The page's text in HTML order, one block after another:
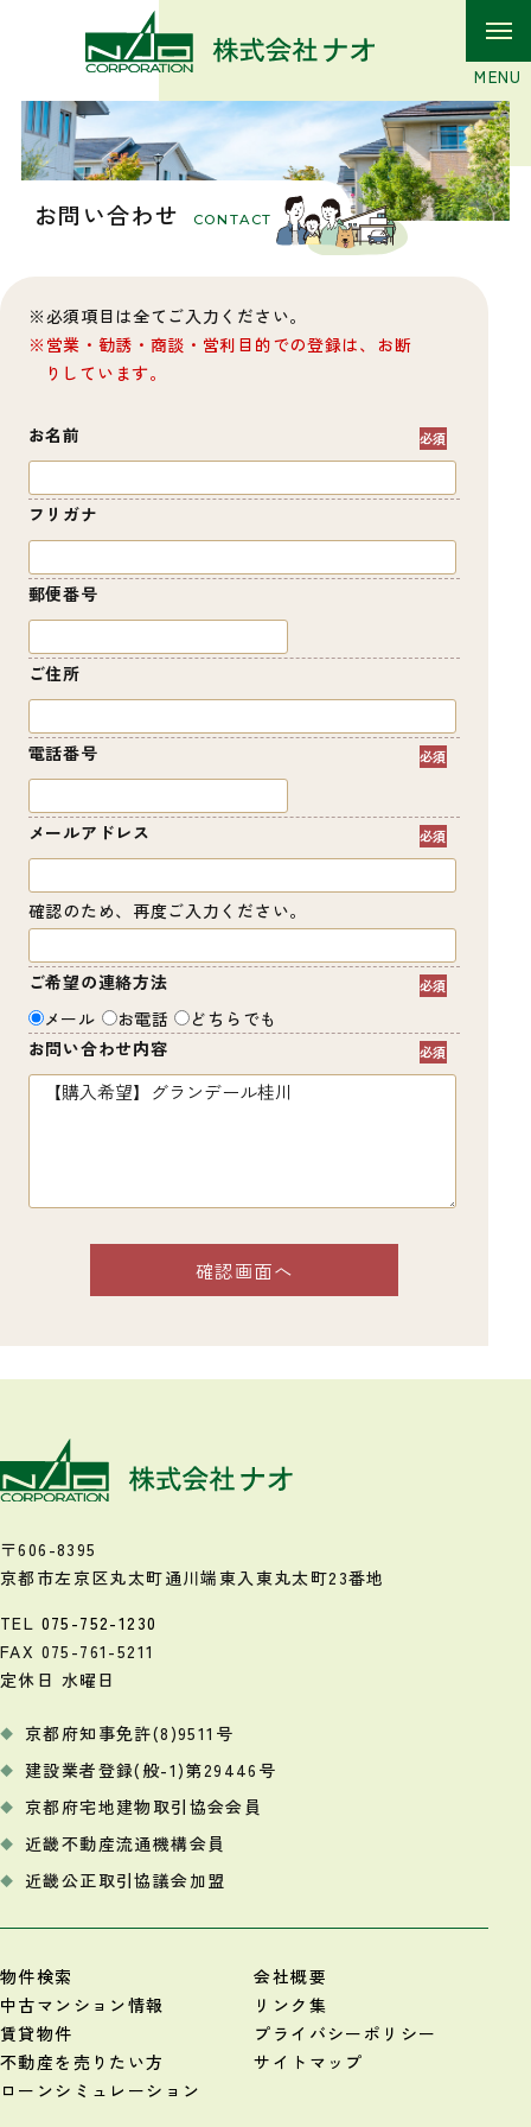
お問い合わせ CONTACT
必須項目は全てご入力ください。
営業・勧誘・商談・営利目的での登録は、お断
りしています。
お名前
フリガナ
郵便番号
ご住所
電話番号
メールアドレス
確認のため、再度ご入力ください。
ご希望の連絡方法
メール
お電話
どちらでも
お問い合わせ内容
〒606-8395
京都市左京区丸太町通川端東入 東丸太町23番地
TEL 075-752-1230
FAX 075-761-5211
定休日 水曜日
京都府知事免許(8)9511号
建設業者登録(般-1)第29446号
京都府宅地建物取引協会会員
近畿不動産流通機構会員
近畿公正取引協議会加盟
物件検索
中古マンション情報
賃貸物件
不動産を売りたい方
ローンシミュレーション
会社概要
リンク集
プライバシーポリシー
サイトマップ